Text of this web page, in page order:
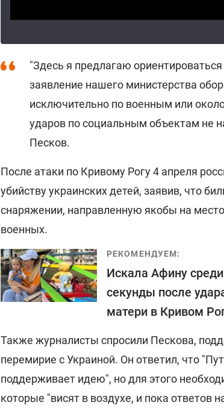
"Здесь я предлагаю
заявление нашего министерства
исключительно по военным или
ударов по социальным объектам не
Песков.
После атаки по Кривому Рогу 4 апреля
убийству украинских детей, заявив, что
снаряжении, направленную якобы на
военных.
РЕКОМЕНДУЕМ:
Искала Афину
секунды после
матери в Кривом
Также журналисты спросили Пескова,
перемирие с Украиной. Он ответил, что
поддерживает идею", но для этого
которые "висят в воздухе, и пока ответов